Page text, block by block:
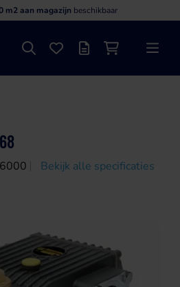
m2 aan magazijn beschikbaar
ZoekenFavorieten
OffertelijstWinkelwagen
Menu
Bekijk alle specificaties